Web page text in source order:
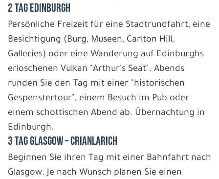
2 Tag Edinburgh
Persönliche Freizeit für eine Stadtrundfahrt, eine
Besichtigung (Burg, Museen, Carlton Hill,
Galleries) oder eine Wanderung auf Edinburghs
erloschenen Vulkan "Arthur's Seat". Abends
runden Sie den Tag mit einer "historischen
Gespenstertour", einem Besuch im Pub oder
einem schottischen Abend ab. Übernachtung in
Edinburgh.
3 Tag Glasgow – Crianlarich
Beginnen Sie ihren Tag mit einer Bahnfahrt nach
Glasgow. Je nach Wunsch planen Sie einen